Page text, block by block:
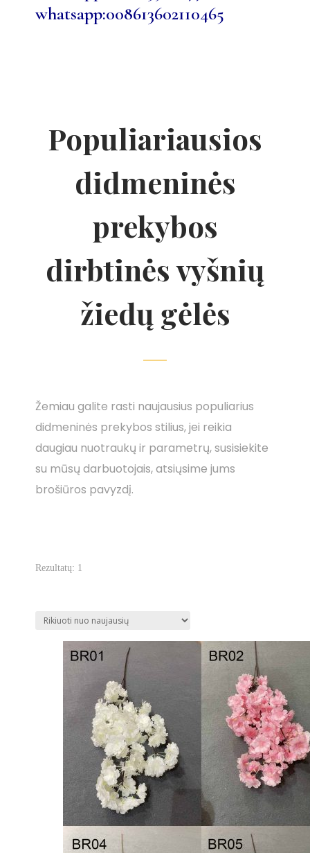
whatsapp:008613602110465
Populiariausios
didmeninės
prekybos
dirbtinės vyšnių
žiedų gėlės
Žemiau galite rasti naujausius populiarius
didmeninės prekybos stilius, jei reikia
daugiau nuotraukų ir parametrų, susisiekite
su mūsų darbuotojais, atsiųsime jums
brošiūros pavyzdį.
Rezultatų: 1